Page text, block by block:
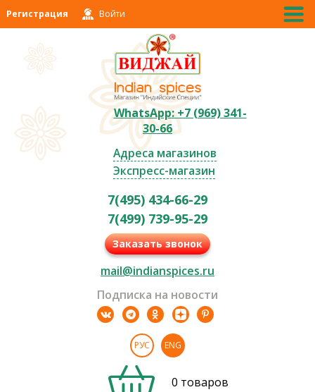
Регистрация Войти
WhatsApp: +7 (969) 341-
30-66
Адреса магазинов
Экспресс-магазин
7(495) 434-66-29
7(499) 739-95-29
Заказать звонок
mail@indianspices.ru
Подписка на новости
РУС ENG
0 товаров